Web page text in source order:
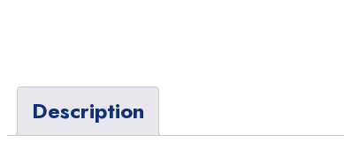
Description